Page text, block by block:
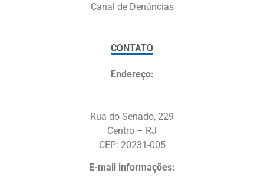
Canal de Denúncias
CONTATO
Endereço:
Rua do Senado, 229
Centro – RJ
CEP: 20231-005
E-mail informações: